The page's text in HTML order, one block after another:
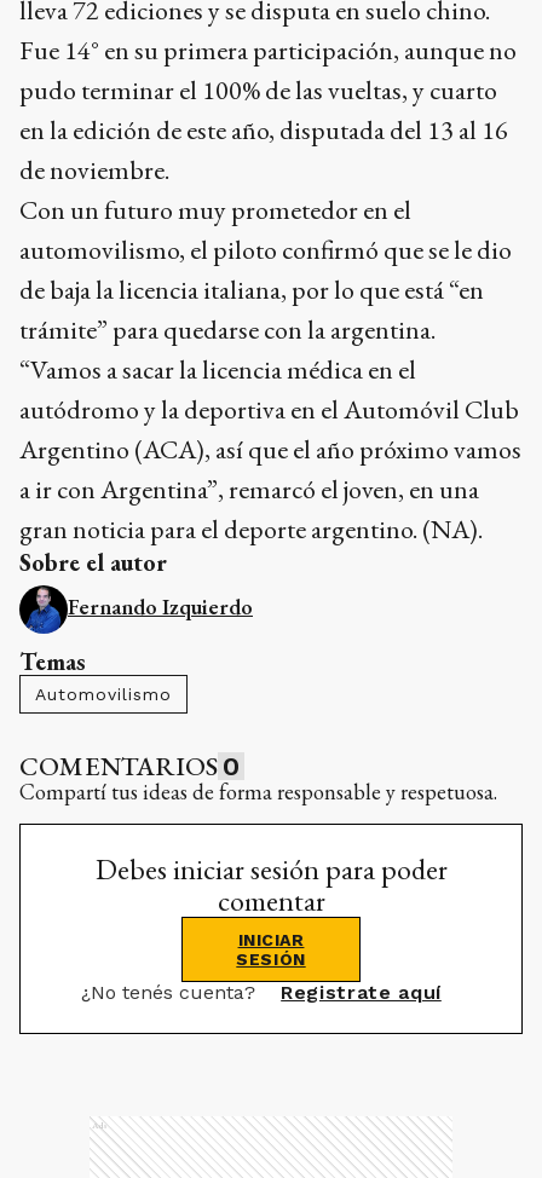
lleva 72 ediciones y se disputa en suelo chino.
Fue 14° en su primera participación, aunque no
pudo terminar el 100% de las vueltas, y cuarto
en la edición de este año, disputada del 13 al 16
de noviembre.
Con un futuro muy prometedor en el
automovilismo, el piloto confirmó que se le dio
de baja la licencia italiana, por lo que está “en
trámite” para quedarse con la argentina.
“Vamos a sacar la licencia médica en el
autódromo y la deportiva en el Automóvil Club
Argentino (ACA), así que el año próximo vamos
a ir con Argentina”, remarcó el joven, en una
gran noticia para el deporte argentino. (NA).
Sobre el autor
Fernando Izquierdo
Temas
Automovilismo
COMENTARIOS 0
Compartí tus ideas de forma responsable y respetuosa.
Debes iniciar sesión para poder
comentar
INICIAR
SESIÓN
¿No tenés cuenta? Registrate aquí
Ads